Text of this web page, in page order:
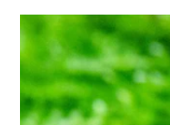
Carla Gimenez
2 juin 2025
2
Les
Décryptage